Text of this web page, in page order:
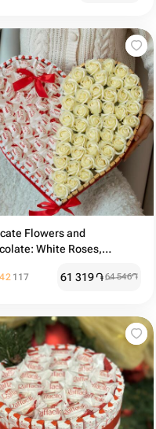
Flowers and
White Roses,
117 61 319֏64 546֏